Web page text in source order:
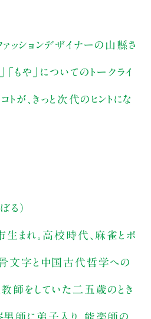
ッションデザイナーの山縣さ
「もや」についてのトークライ
トが、きっと次代のヒントにな
る）
まれ。高校時代、麻雀とポ
骨文字と中国古代哲学への
師をしていた二五歳のとき
師に弟子入り。能楽師の